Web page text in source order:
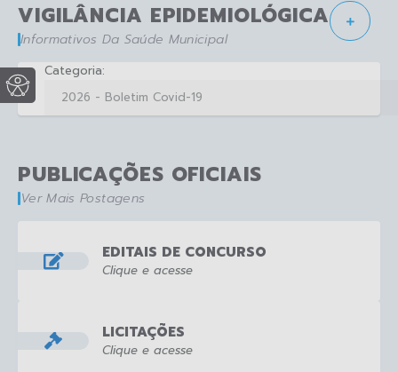
VIGILÂNCIA EPIDEMIOLÓGICA
Informativos Da Saúde Municipal
Categoria:
PUBLICAÇÕES OFICIAIS
Ver Mais Postagens
EDITAIS DE CONCURSO
Clique e acesse
LICITAÇÕES
Clique e acesse